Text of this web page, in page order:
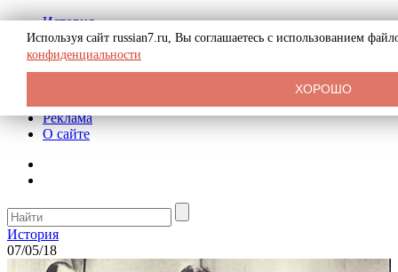
История
Биография
Криминал
СССР
Реклама
О сайте
История
07/05/18
Используя сайт russian7.ru, Вы соглашаетесь с использованием
конфиденциальности
ХОРОШО